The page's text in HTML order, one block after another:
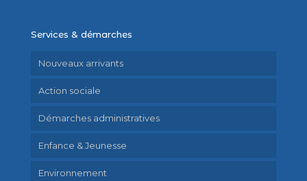
Services & démarches
Nouveaux arrivants
Action sociale
Démarches administratives
Enfance & Jeunesse
Environnement